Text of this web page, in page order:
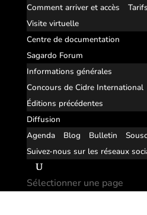
Comment arriver et accès
Visite virtuelle
Centre de documentation
Sagardo Forum
Informations générales
Concours de Cidre International
Éditions précédentes
Diffusion
Agenda
Blog Bulletin
Suivez-nous sur les réseaux
Sélectionner une page